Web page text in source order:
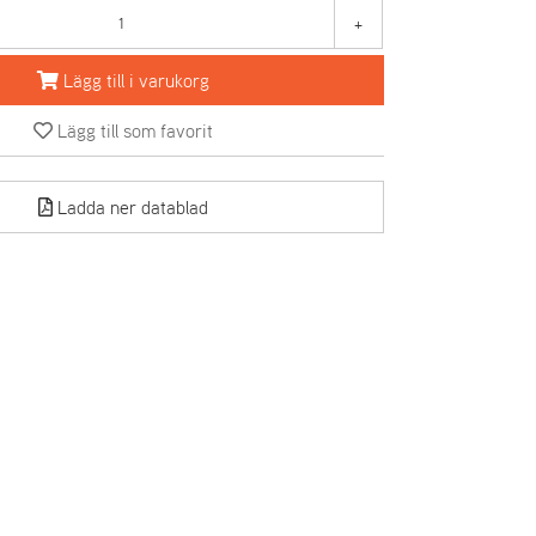
+
Lägg till i varukorg
Lägg till som favorit
Ladda ner datablad